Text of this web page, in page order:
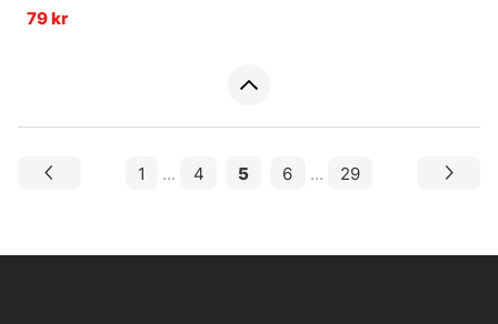
79 kr
1 ... 4 5 6 ... 29